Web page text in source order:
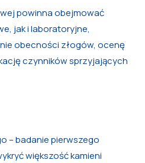
powinna obejmować
jak i laboratoryjne,
obecności złogów, ocenę
czynników sprzyjających
– badanie pierwszego
większość kamieni